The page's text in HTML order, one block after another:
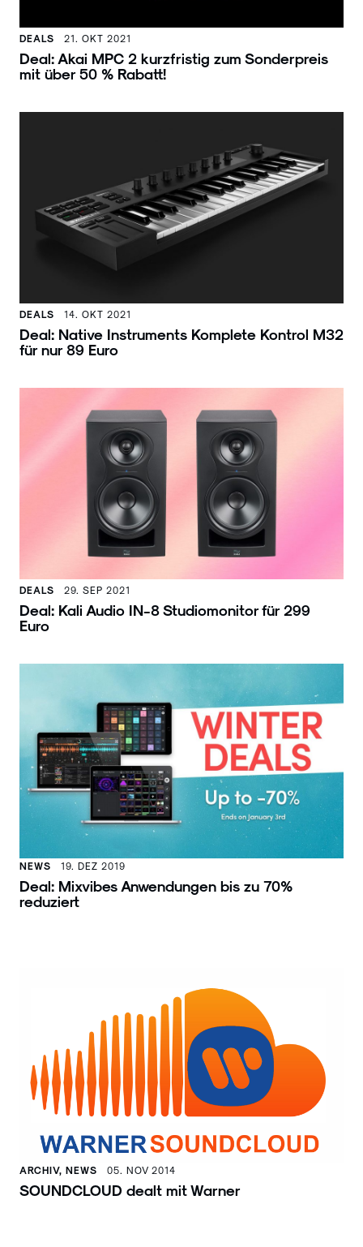
DEALS 21. OKT 2021
Deal: Akai MPC 2 kurzfristig zum Sonderpreis
mit über 50 % Rabatt!
DEALS 14. OKT 2021
Deal: Native Instruments Komplete Kontrol M32
für nur 89 Euro
DEALS 29. SEP 2021
Deal: Kali Audio IN-8 Studiomonitor für 299
Euro
NEWS 19. DEZ 2019
Deal: Mixvibes Anwendungen bis zu 70%
reduziert
ARCHIV, NEWS 05. NOV 2014
SOUNDCLOUD dealt mit Warner